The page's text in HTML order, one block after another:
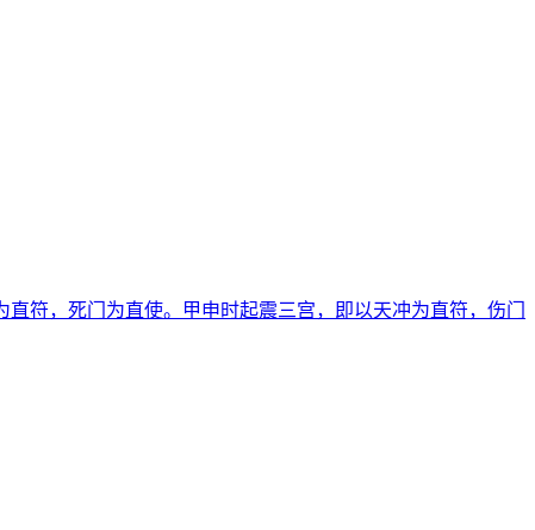
符，死门为直使。甲申时起震三宫，即以天冲为直符，伤门